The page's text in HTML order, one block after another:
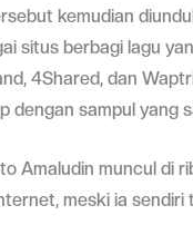
kemudian
situs berbagi lagu
4Shared, dan
dengan sampul yang
Amaludin muncul di
meski ia